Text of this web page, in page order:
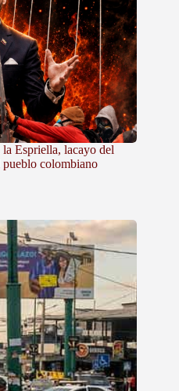
Espriella, lacayo del
colombiano